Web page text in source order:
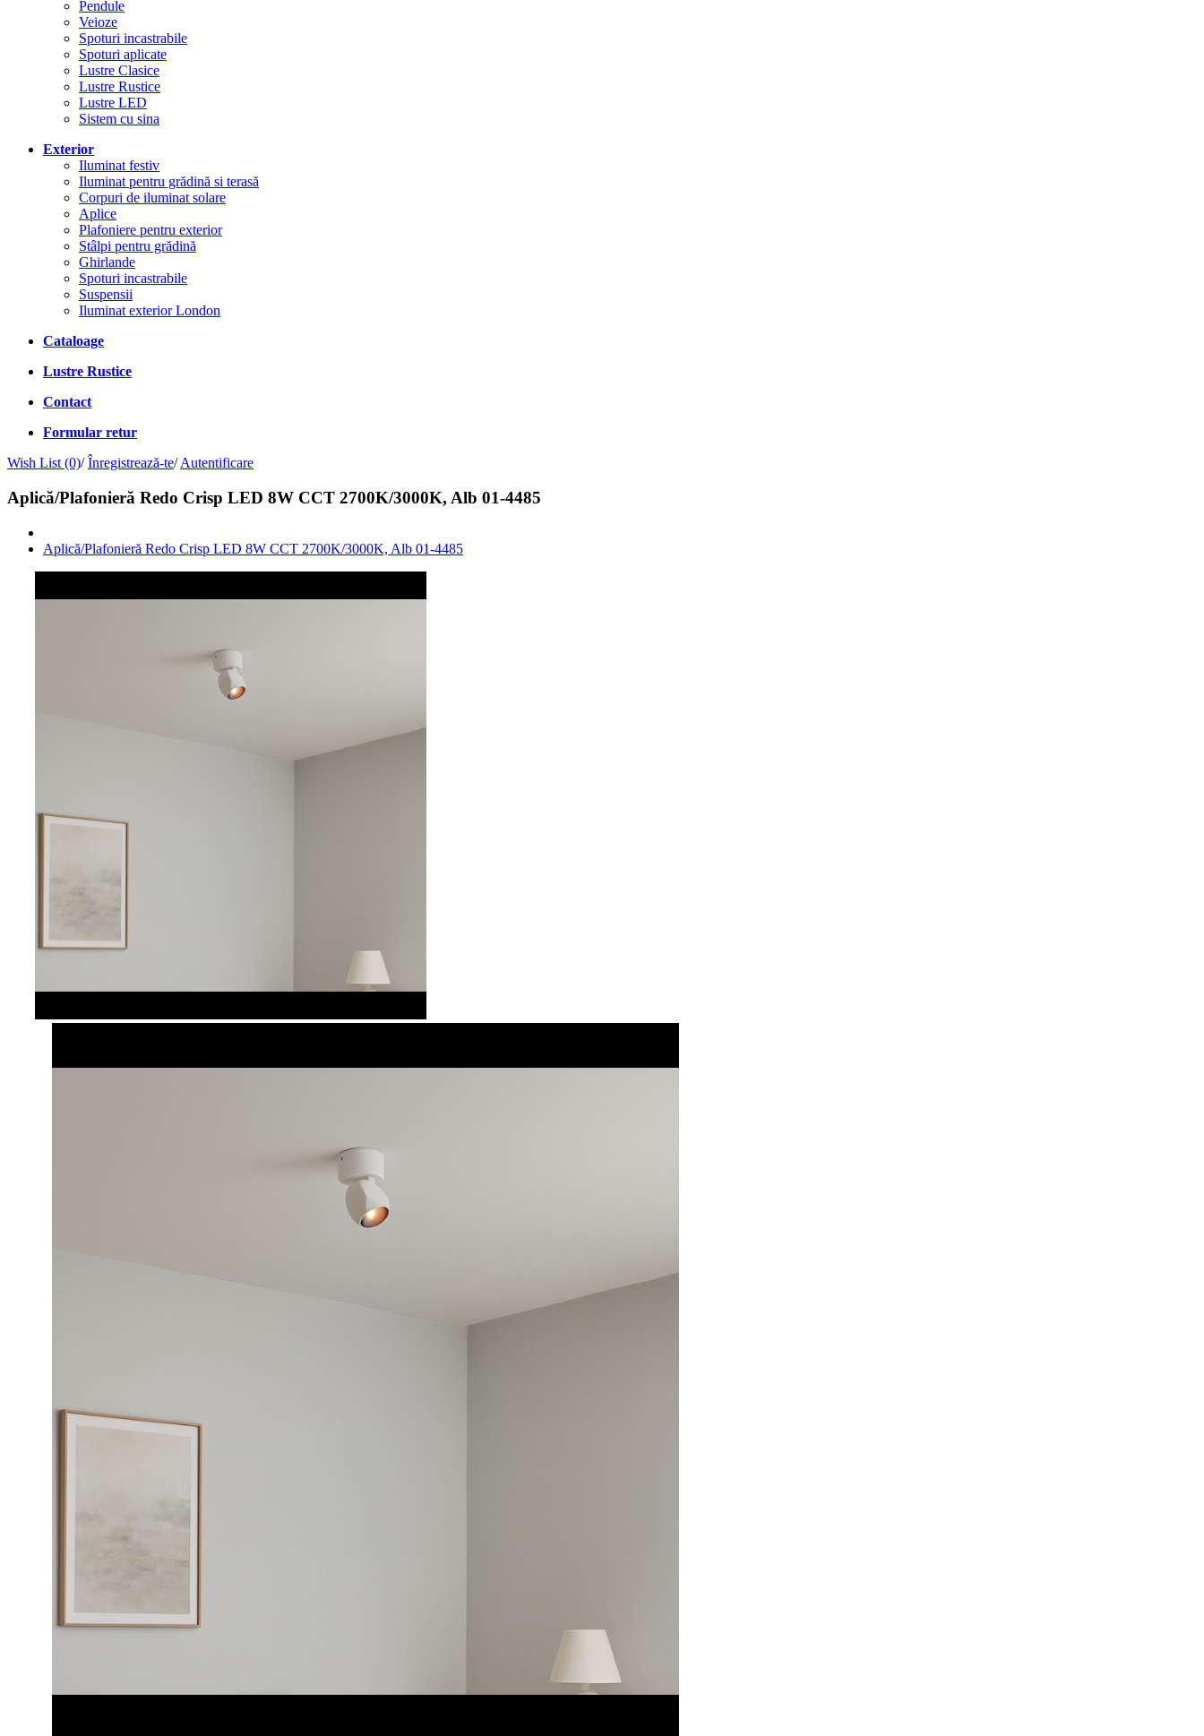
Pendule
Veioze
Spoturi incastrabile
Spoturi aplicate
Lustre Clasice
Lustre Rustice
Lustre LED
Sistem cu sina
Exterior
Iluminat festiv
Iluminat pentru grădină si terasă
Corpuri de iluminat solare
Aplice
Plafoniere pentru exterior
Stâlpi pentru grădină
Ghirlande
Spoturi incastrabile
Suspensii
Iluminat exterior London
Cataloage
Lustre Rustice
Contact
Formular retur
Wish List (0)/ Înregistrează-te/ Autentificare
Aplică/Plafonieră Redo Crisp LED 8W CCT 2700K/3000K, Alb 01-4485
Aplică/Plafonieră Redo Crisp LED 8W CCT 2700K/3000K, Alb 01-4485